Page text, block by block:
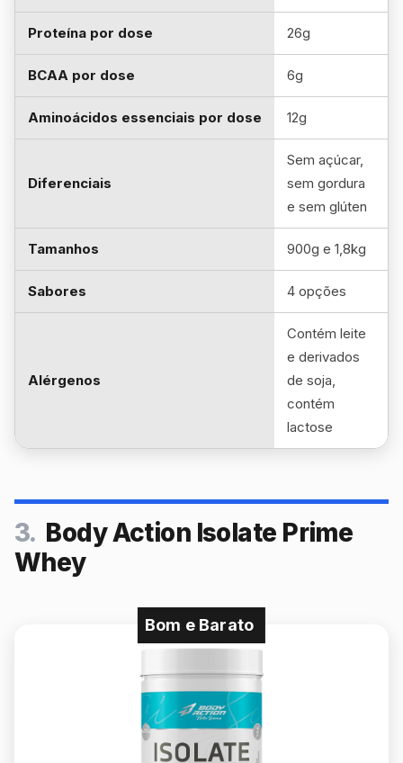
Proteína por dose 26g
BCAA por dose 6g
Aminoácidos essenciais por dose 12g
Diferenciais
Sem açúcar,
sem gordura
e sem glúten
Tamanhos 900g e 1,8kg
Sabores 4 opções
Alérgenos
Contém leite
e derivados
de soja,
contém
lactose
3. Body Action Isolate Prime
Whey
Bom e Barato